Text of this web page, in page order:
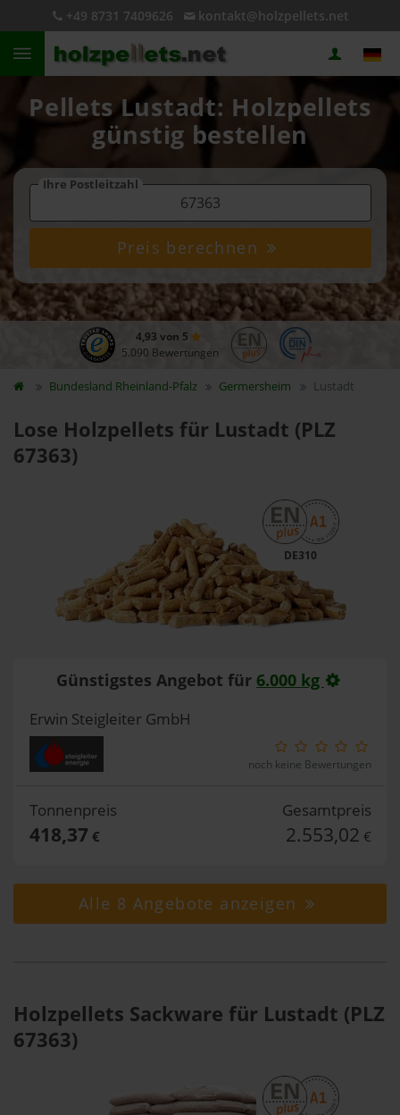
+49 8731 7409626 kontakt@holzpellets.net
Pellets Lustadt: Holzpellets
günstig bestellen
Ihre Postleitzahl
Preis berechnen
4,93 von 5
5.090 Bewertungen
Bundesland Rheinland-Pfalz Germersheim Lustadt
Lose Holzpellets für Lustadt (PLZ
67363)
DE310
Günstigstes Angebot für 6.000 kg
Erwin Steigleiter GmbH
noch keine Bewertungen
Tonnenpreis
418,37 €
Gesamtpreis
2.553,02 €
Alle 8 Angebote anzeigen
Holzpellets Sackware für Lustadt (PLZ
67363)